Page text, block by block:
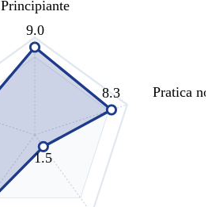
9.0
8.3
1.5
Principiante
Pratica